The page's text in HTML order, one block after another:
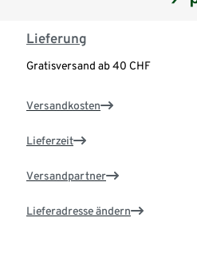
Lieferung
Gratisversand ab 40 CHF
Versandkosten
Lieferzeit
Versandpartner
Lieferadresse ändern